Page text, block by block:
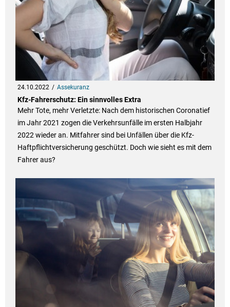
24.10.2022 Assekuranz
Kfz-Fahrerschutz: Ein sinnvolles Extra
Mehr Tote, mehr Verletzte: Nach dem historischen Coronatief
im Jahr 2021 zogen die Verkehrsunfälle im ersten Halbjahr
2022 wieder an. Mitfahrer sind bei Unfällen über die Kfz-
Haftpflichtversicherung geschützt. Doch wie sieht es mit dem
Fahrer aus?